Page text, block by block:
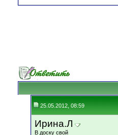
25.05.2012, 08:59
Ирина.Л
В доску свой